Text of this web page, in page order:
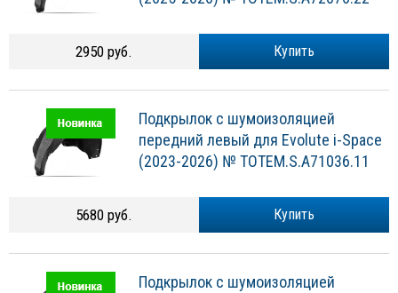
Купить
2950 руб.
Подкрылок с шумоизоляцией
передний левый для Evolute i-Space
(2023-2026) № TOTEM.S.A71036.11
Купить
5680 руб.
Подкрылок с шумоизоляцией